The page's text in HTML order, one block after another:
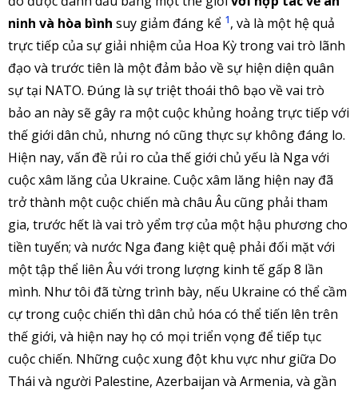
ninh và hòa bình suy giảm đáng kể 1, và là một hệ quả
trực tiếp của sự giải nhiệm của Hoa Kỳ trong vai trò lãnh
đạo và trước tiên là một đảm bảo về sự hiện diện quân
sự tại NATO. Đúng là sự triệt thoái thô bạo về vai trò
bảo an này sẽ gây ra một cuộc khủng hoảng trực tiếp với
thế giới dân chủ, nhưng nó cũng thực sự không đáng lo.
Hiện nay, vấn đề rủi ro của thế giới chủ yếu là Nga với
cuộc xâm lăng của Ukraine. Cuộc xâm lăng hiện nay đã
trở thành một cuộc chiến mà châu Âu cũng phải tham
gia, trước hết là vai trò yểm trợ của một hậu phương cho
tiền tuyến; và nước Nga đang kiệt quệ phải đối mặt với
một tập thể liên Âu với trong lượng kinh tế gấp 8 lần
mình. Như tôi đã từng trình bày, nếu Ukraine có thể cầm
cự trong cuộc chiến thì dân chủ hóa có thể tiến lên trên
thế giới, và hiện nay họ có mọi triển vọng để tiếp tục
cuộc chiến. Những cuộc xung đột khu vực như giữa Do
Thái và người Palestine, Azerbaijan và Armenia, và gần